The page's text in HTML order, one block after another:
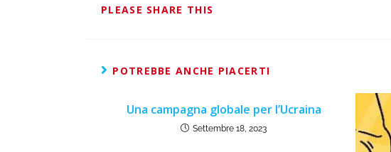
PLEASE SHARE THIS
POTREBBE ANCHE PIACERTI
Una campagna globale per l’Ucraina
Settembre 18, 2023